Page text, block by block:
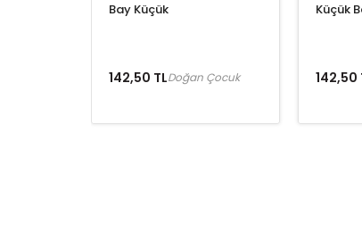
Bay Küçük
142,50 TLDoğan Çocuk
Küçük
142,50